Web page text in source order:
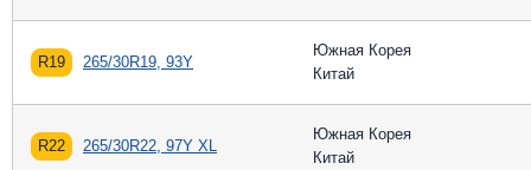
R19 265/30R19, 93Y
Южная Корея
Китай
R22 265/30R22, 97Y XL
Южная Корея
Китай